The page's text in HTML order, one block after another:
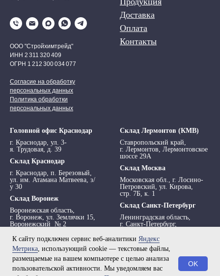
ООО "Стройхимтрейд"
ИНН 2 311 320 409
ОГРН 1 212 300 034 077
Согласие на обработку
персональных данных
Политика обработки
персональных данных
Доставка
Оплата
Контакты
Головной офис Краснодар
г. Краснодар, ул. 3-
я. Трудовая, д. 39
Склад Краснодар
г. Краснодар, п. Березовый,
ул. им. Атамана Матвеева, з/
у 30
Склад Воронеж
Воронежская область,
г. Воронеж, ул. Землячки 15,
Воронежский № 2
Склад Лермонтов (КМВ)
Ставропольский край,
г. Лермонтов, Лермонтовское
шоссе 29А
Склад Москва
Московская обл., г. Лосино-
Петровский, ул. Кирова,
стр. 7Б, к. 1
Склад Санкт-Петербург
Ленинградская область,
г. Санкт-Петербург,
295 АТ
К сайту подключен сервис веб-аналитики Яндекс
Метрика, использующий cookie — текстовые файлы,
размещаемые на вашем компьютере с целью анализа
пользовательской активности. Мы уведомляем вас
OK